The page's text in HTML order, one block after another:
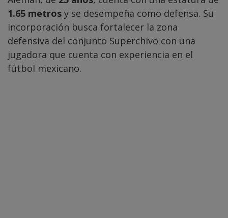
1.65 metros y se desempeña como defensa. Su
incorporación busca fortalecer la zona
defensiva del conjunto Superchivo con una
jugadora que cuenta con experiencia en el
fútbol mexicano.